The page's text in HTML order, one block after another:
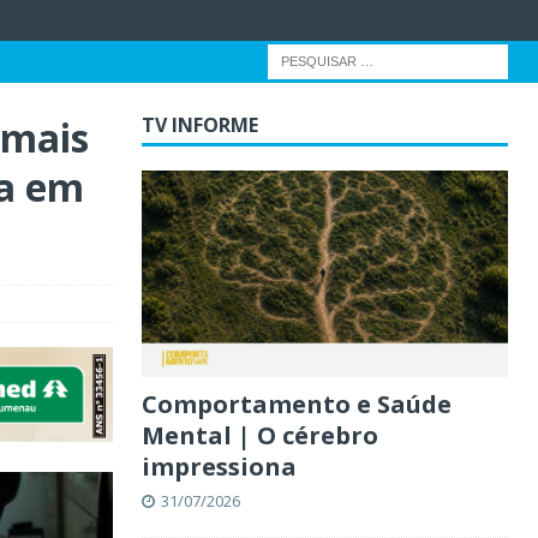
em
TV INFORME
Comportamento e Saúde
Mental | O cérebro
impressiona
31/07/2026